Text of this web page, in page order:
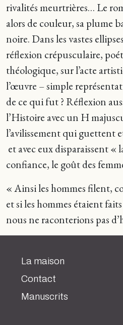
rivalités meurtrières… Le
alors de couleur, sa plume
noire. Dans les vastes
réflexion crépusculaire,
théologique, sur l’acte
l’œuvre – simple
de ce qui fut ? Réflexion
l’Histoire avec un H
l’avilissement qui guettent
et avec eux disparaissent «
confiance, le goût des
« Ainsi les hommes filent,
et si les hommes étaient
nous ne raconterions pas
La maison
Contact
Manuscrits